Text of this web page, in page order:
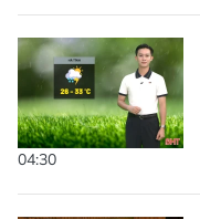
04:30